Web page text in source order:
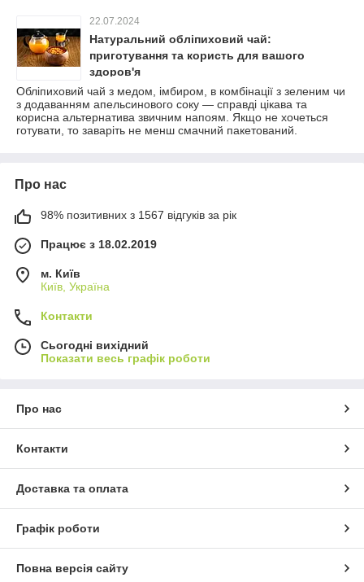
22.07.2024
Натуральний обліпиховий чай:
приготування та користь для вашого
здоров'я
Обліпиховий чай з медом, імбиром, в комбінації з зеленим чи
з додаванням апельсинового соку — справді цікава та
корисна альтернатива звичним напоям. Якщо не хочеться
готувати, то заваріть не менш смачний пакетований.
Про нас
98% позитивних з 1567 відгуків за рік
Працює з 18.02.2019
м. Київ
Київ, Україна
Контакти
Сьогодні вихідний
Показати весь графік роботи
Про нас
Контакти
Доставка та оплата
Графік роботи
Повна версія сайту